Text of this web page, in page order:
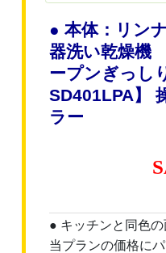
● 本体：リン
器洗い乾燥機
ープンぎっし
SD401LPA】
ラー
● キッチンと同色
当プランの価格に